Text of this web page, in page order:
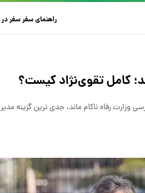
راهنمای سفرسفر
کامل تقوی‌نژاد کیست؟
رفاه ناکام ماند، جدی ترین گزینه